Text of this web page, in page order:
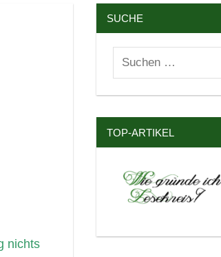
nichts
SUCHE
Suchen
nach:
TOP-ARTIKEL